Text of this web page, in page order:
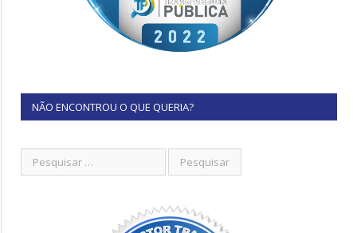
NÃO ENCONTROU O QUE QUERIA?